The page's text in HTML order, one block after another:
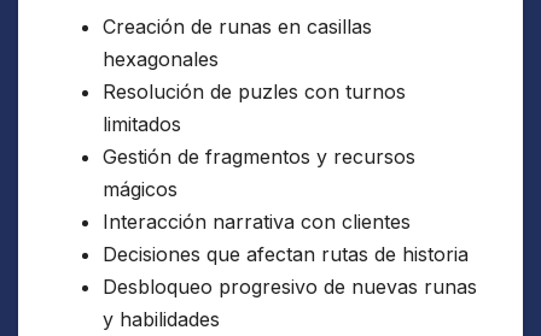
Creación de runas en casillas
hexagonales
Resolución de puzles con turnos
limitados
Gestión de fragmentos y recursos
mágicos
Interacción narrativa con clientes
Decisiones que afectan rutas de historia
Desbloqueo progresivo de nuevas runas
y habilidades